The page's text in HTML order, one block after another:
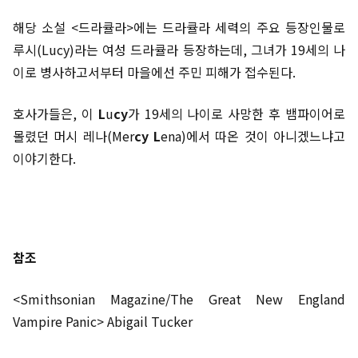
해당 소설 <드라큘라>에는 드라큘라 세력의 주요 등장인물로
루시(Lucy)라는 여성 드라큘라 등장하는데, 그녀가 19세의 나
이로 병사하고서부터 마을에선 주민 피해가 접수된다.
호사가들은, 이 Lucy가 19세의 나이로 사망한 후 뱀파이어로
몰렸던 머시 레나(Mercy Lena)에서 따온 것이 아니겠느냐고
이야기한다.
참조
<Smithsonian Magazine/The Great New England
Vampire Panic> Abigail Tucker